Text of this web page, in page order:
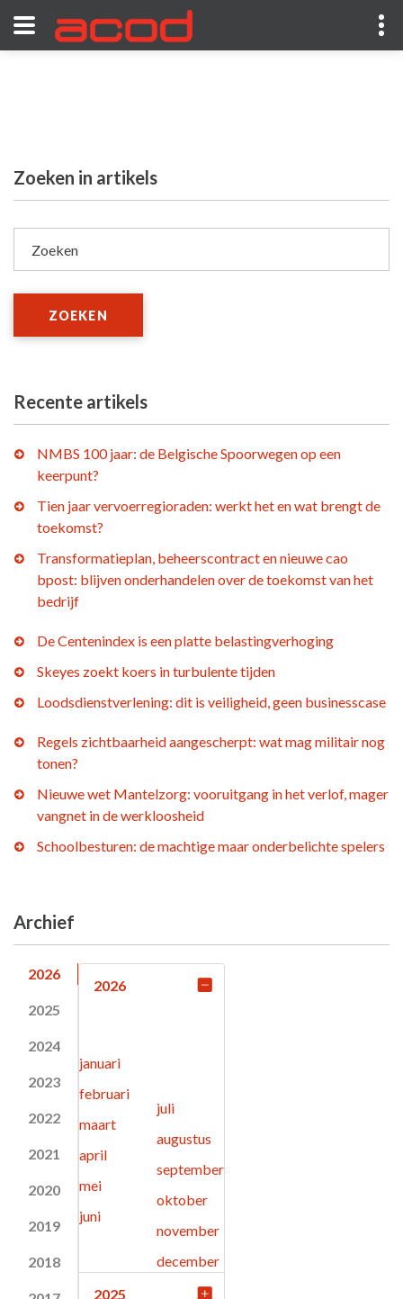
Zoeken in artikels
Zoeken
ZOEKEN
Recente artikels
NMBS 100 jaar: de Belgische Spoorwegen op een
keerpunt?
Tien jaar vervoerregioraden: werkt het en wat brengt de
toekomst?
Transformatieplan, beheerscontract en nieuwe cao
bpost: blijven onderhandelen over de toekomst van het
bedrijf
De Centenindex is een platte belastingverhoging
Skeyes zoekt koers in turbulente tijden
Loodsdienstverlening: dit is veiligheid, geen businesscase
Regels zichtbaarheid aangescherpt: wat mag militair nog
tonen?
Nieuwe wet Mantelzorg: vooruitgang in het verlof, mager
vangnet in de werkloosheid
Schoolbesturen: de machtige maar onderbelichte spelers
Archief
2026
2025
2024
2023
2022
2021
2020
2019
2018
2026
januari
februari
maart
april
mei
juni
juli
augustus
september
oktober
november
december
2025